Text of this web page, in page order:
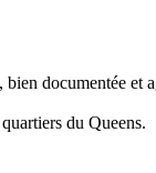
bien documentée et
du Queens.